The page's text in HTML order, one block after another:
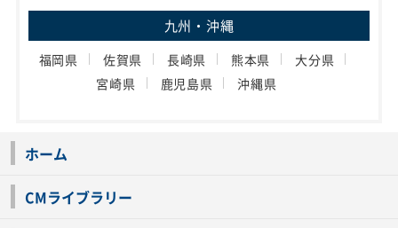
九州・沖縄
福岡県 佐賀県 長崎県 熊本県
大分県
宮崎県
鹿児島県 沖縄県
ホーム
CMライブラリー